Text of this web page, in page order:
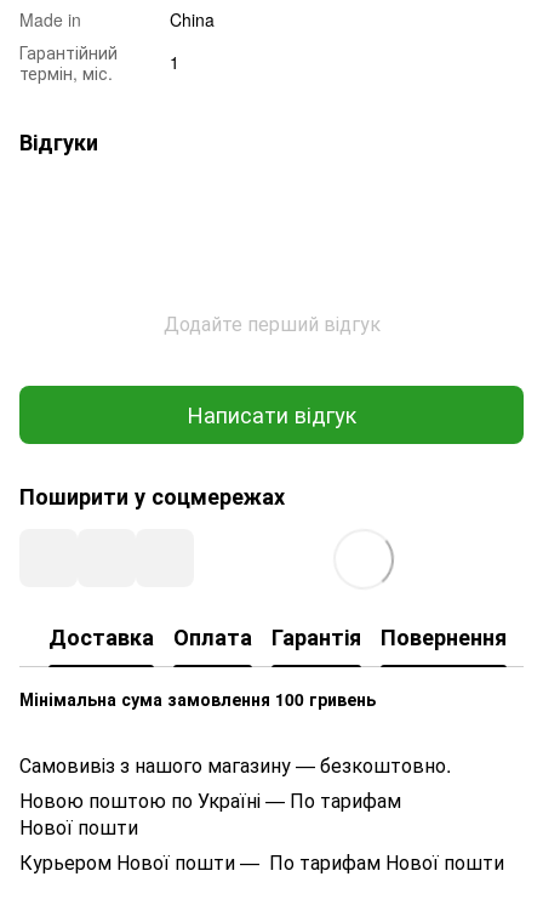
Made in
China
Гарантійний
термін, міс.
1
Відгуки
Додайте перший відгук
Написати відгук
Поширити у соцмережах
Доставка Оплата Гарантія Повернення
Мінімальна сума замовлення 100 гривень
Самовивіз з нашого магазину — безкоштовно.
Новою поштою по Україні — По тарифам
Нової пошти
Курьером Нової пошти — По тарифам Нової пошти